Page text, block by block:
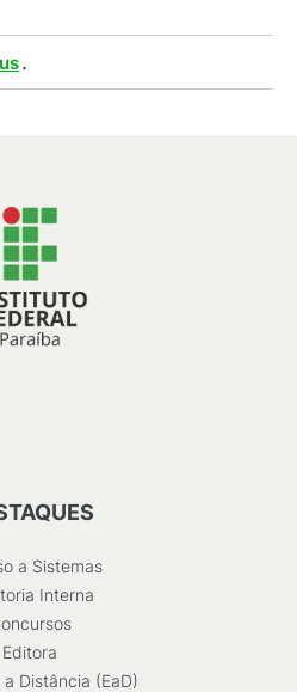
.
a Sistemas
Interna
Editora
Distância (EaD)